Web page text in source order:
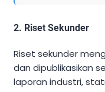
2. Riset Sekunder
Riset sekunder
dan dipublikasikan
laporan industri,